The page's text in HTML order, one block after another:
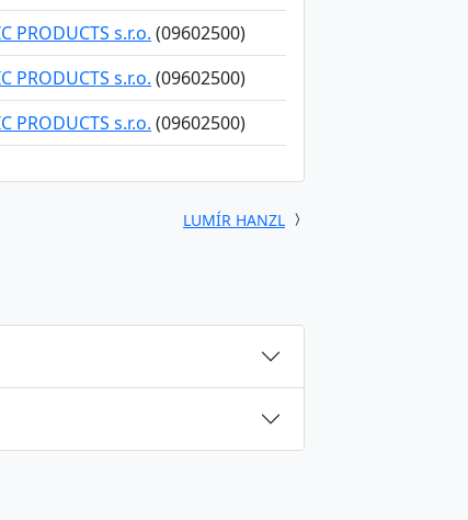
PRODUCTS s.r.o. (09602500)
PRODUCTS s.r.o. (09602500)
PRODUCTS s.r.o. (09602500)
LUMÍR HANZL